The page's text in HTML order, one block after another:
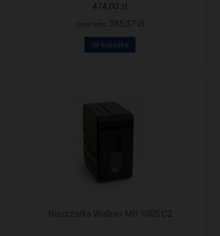
474,00 zł
do koszyka
Niszczarka Wallner MR 1005 C2